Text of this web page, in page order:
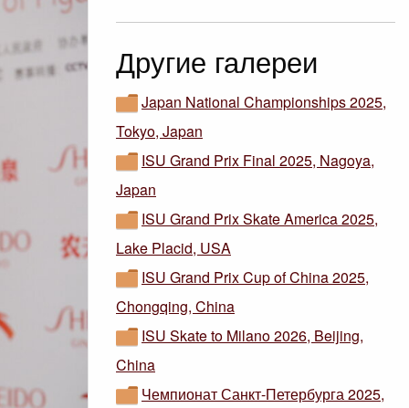
Другие галереи
Japan National Championships 2025,
Tokyo, Japan
ISU Grand Prix Final 2025, Nagoya,
Japan
ISU Grand Prix Skate America 2025,
Lake Placid, USA
ISU Grand Prix Cup of China 2025,
Chongqing, China
ISU Skate to Milano 2026, Beijing,
China
Чемпионат Санкт-Петербурга 2025,